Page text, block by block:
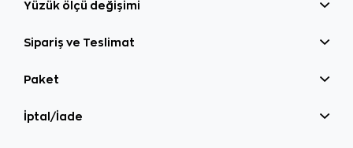
Yüzük ölçü değişimi
Sipariş ve Teslimat
Paket
İptal/İade